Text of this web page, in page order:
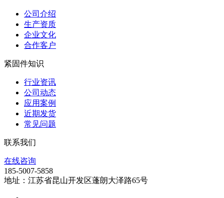
公司介绍
生产资质
企业文化
合作客户
紧固件知识
行业资讯
公司动态
应用案例
近期发货
常见问题
联系我们
在线咨询
185-5007-5858
地址：江苏省昆山开发区蓬朗大泽路65号